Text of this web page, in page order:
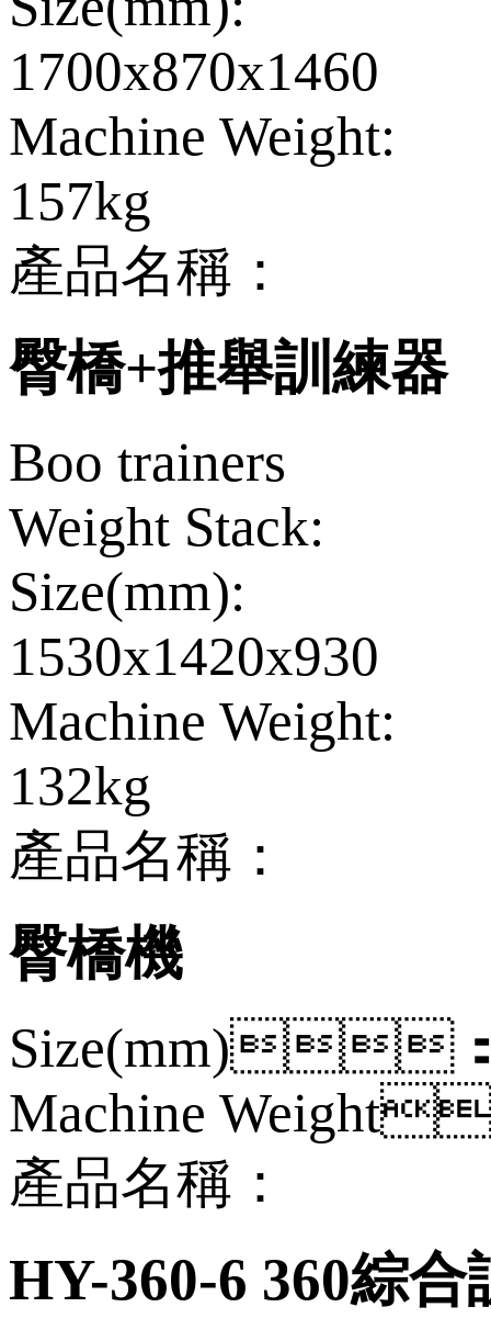
1700x870x1460
Machine Weight:
157kg
產品名稱：
臀橋+推舉訓練器
Boo trainers
Weight Stack:
Size(mm):
1530x1420x930
Machine Weight:
132kg
產品名稱：
臀橋機
Size(mm)
Machine
產品名稱：
HY-360-6 360綜